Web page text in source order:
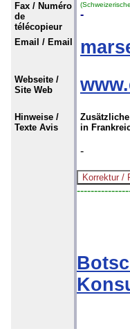
Fax / Numéro
de
télécopieur
-
Email / Email
Webseite /
Site Web
Hinweise /
Texte Avis
in
-